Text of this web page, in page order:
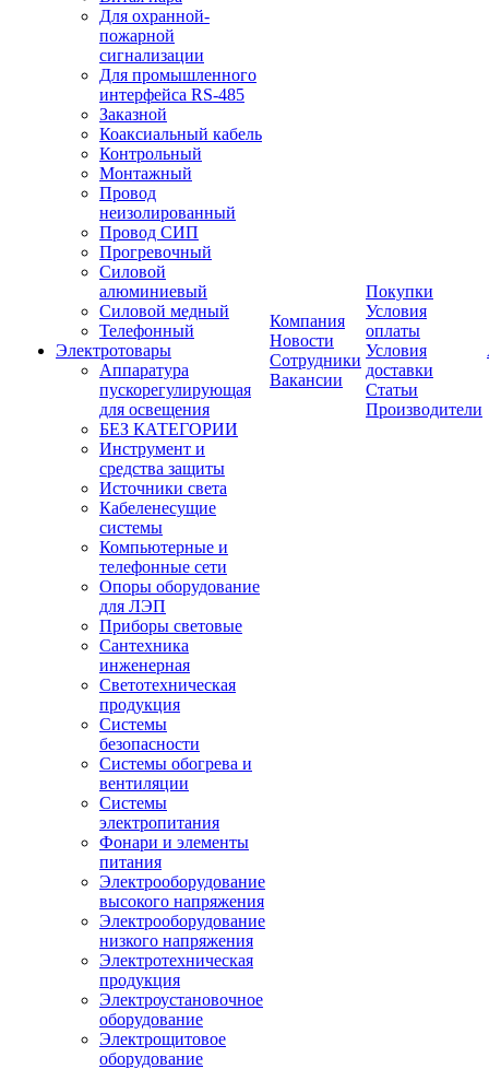
Для охранной-
пожарной
сигнализации
Для промышленного
интерфейса RS-485
Заказной
Коаксиальный кабель
Контрольный
Монтажный
Провод
неизолированный
Провод СИП
Прогревочный
Силовой
алюминиевый
Силовой медный
Телефонный
Электротовары
Аппаратура
пускорегулирующая
для освещения
БЕЗ КАТЕГОРИИ
Инструмент и
средства защиты
Источники света
Кабеленесущие
системы
Компьютерные и
телефонные сети
Опоры оборудование
для ЛЭП
Приборы световые
Сантехника
инженерная
Светотехническая
продукция
Системы
безопасности
Системы обогрева и
вентиляции
Системы
электропитания
Фонари и элементы
питания
Электрооборудование
высокого напряжения
Электрооборудование
низкого напряжения
Электротехническая
продукция
Электроустановочное
оборудование
Электрощитовое
оборудование
Компания
Новости
Сотрудники
Вакансии
Покупки
Условия
оплаты
Условия
доставки
Статьи
Производители